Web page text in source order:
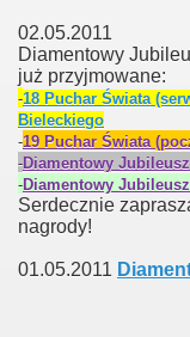
02.05.2011
Diamentowy
już przyjmowane:
-18 Puchar Świata
Bieleckiego
-19 Puchar Świata
-Diamentowy
-Diamentowy
Serdecznie
nagrody!
01.05.2011